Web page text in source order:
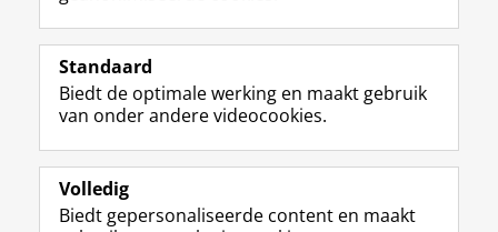
Volg de RUG
F
a
e
b
o
p
L
i
k
e
I
-
R
S
-
f
e
R
I
n
t
r
m
Y
o
T
e
k
Studiekiezers
Alumni
Over ons
Standaard
Biedt de optimale werking en maakt gebruik
van onder andere videocookies.
Volledig
Biedt gepersonaliseerde content en maakt